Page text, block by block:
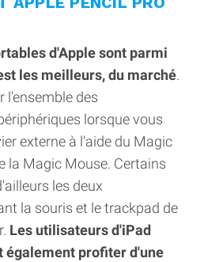
d'Apple sont parmi
les meilleurs, du marché.
l'ensemble des
lorsque vous
externe à l'aide du Magic
la Magic Mouse. Certains
les deux
la souris et le trackpad de
Les utilisateurs d'iPad
également profiter d'une